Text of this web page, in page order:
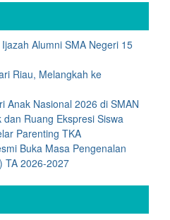
Alumni SMA Negeri 15
Riau, Melangkah ke
Anak Nasional 2026 di SMAN
Ruang Ekspresi Siswa
Parenting TKA
Buka Masa Pengenalan
TA 2026-2027